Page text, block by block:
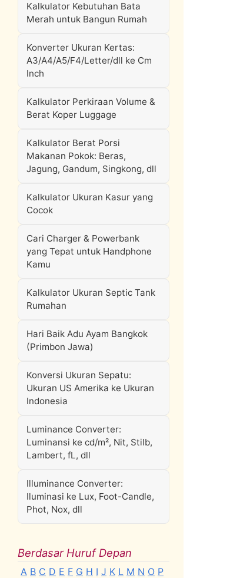
Kalkulator Kebutuhan Bata
Merah untuk Bangun Rumah
Konverter Ukuran Kertas:
A3/A4/A5/F4/Letter/dll ke Cm
Inch
Kalkulator Perkiraan Volume &
Berat Koper Luggage
Kalkulator Berat Porsi
Makanan Pokok: Beras,
Jagung, Gandum, Singkong, dll
Kalkulator Ukuran Kasur yang
Cocok
Cari Charger & Powerbank
yang Tepat untuk Handphone
Kamu
Kalkulator Ukuran Septic Tank
Rumahan
Hari Baik Adu Ayam Bangkok
(Primbon Jawa)
Konversi Ukuran Sepatu:
Ukuran US Amerika ke Ukuran
Indonesia
Luminance Converter:
Luminansi ke cd/m², Nit, Stilb,
Lambert, fL, dll
Illuminance Converter:
Iluminasi ke Lux, Foot-Candle,
Phot, Nox, dll
Berdasar Huruf Depan
A B C D E F G H I J K L M N O P